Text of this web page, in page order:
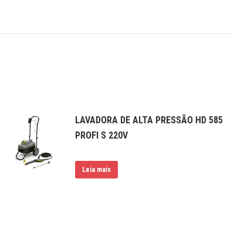
LAVADORA DE ALTA PRESSÃO HD 585
PROFI S 220V
Leia mais